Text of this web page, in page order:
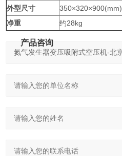
外型尺寸
350×320×900(mm)
净重
约28kg
产品咨询